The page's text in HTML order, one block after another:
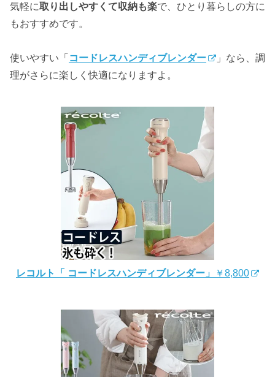
気軽に取り出しやすくて収納も楽で、ひとり暮らしの方に
もおすすめです。
使いやすい「 コードレスハンディブレンダー
」なら、調
理がさらに楽しく快適になりますよ。
レコルト「 コードレスハンディブレンダー」 ￥8,800